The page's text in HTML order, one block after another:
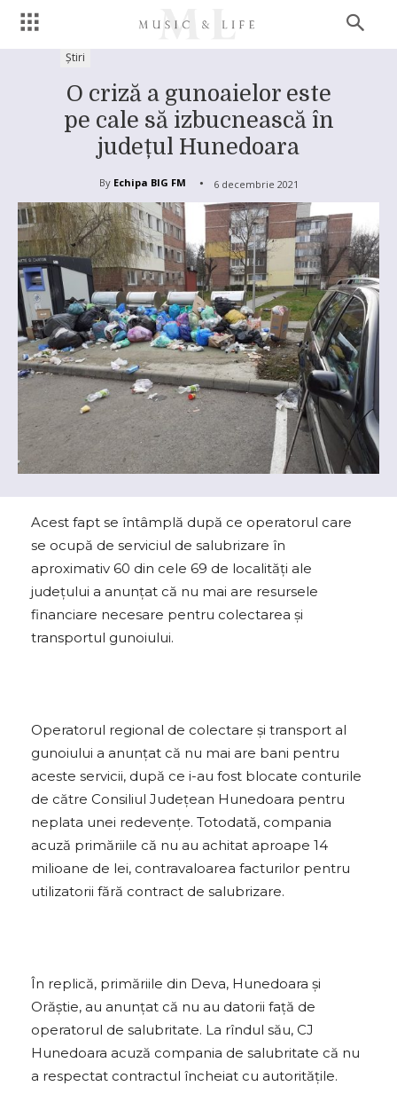
Știri
O criză a gunoaielor este
pe cale să izbucnească în
județul Hunedoara
By Echipa BIG FM 6 decembrie 2021
Acest fapt se întâmplă după ce operatorul care
se ocupă de serviciul de salubrizare în
aproximativ 60 din cele 69 de localități ale
județului a anunțat că nu mai are resursele
financiare necesare pentru colectarea și
transportul gunoiului.
Operatorul regional de colectare și transport al
gunoiului a anunțat că nu mai are bani pentru
aceste servicii, după ce i-au fost blocate conturile
de către Consiliul Județean Hunedoara pentru
neplata unei redevențe. Totodată, compania
acuză primăriile că nu au achitat aproape 14
milioane de lei, contravaloarea facturilor pentru
utilizatorii fără contract de salubrizare.
În replică, primăriile din Deva, Hunedoara și
Orăștie, au anunțat că nu au datorii față de
operatorul de salubritate. La rîndul său, CJ
Hunedoara acuză compania de salubritate că nu
a respectat contractul încheiat cu autoritățile.